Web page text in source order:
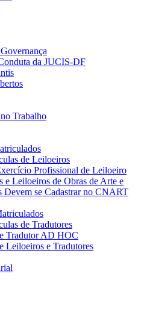
da JUCIS-DF
Trabalho
de Leiloeiros
Profissional de Leiloeiro
e Leiloeiros de Obras de Arte e
Devem se Cadastrar no CNART
de Tradutores
Tradutor AD HOC
Leiloeiros e Tradutores